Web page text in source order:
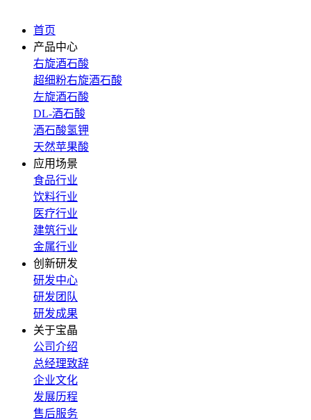
首页
产品中心
右旋酒石酸
超细粉右旋酒石酸
左旋酒石酸
DL-酒石酸
酒石酸氢钾
天然苹果酸
应用场景
食品行业
饮料行业
医疗行业
建筑行业
金属行业
创新研发
研发中心
研发团队
研发成果
关于宝晶
公司介绍
总经理致辞
企业文化
发展历程
售后服务